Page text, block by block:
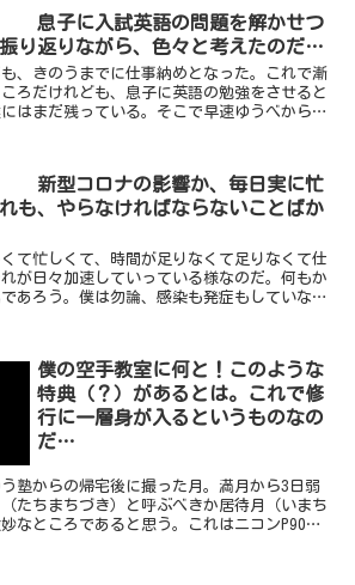
息子に入試英語の問題を解かせつ
り返りながら、色々と考えたのだ…
、きのうまでに仕事納めとなった。これで漸
ろだけれども、息子に英語の勉強をさせると
はまだ残っている。そこで早速ゆうべから、
新型コロナの影響か、毎日実に忙
も、やらなければならないことばか
て忙しくて、時間が足りなくて足りなくて仕
が日々加速していっている様なのだ。何もか
あろう。僕は勿論、感染も発症もしていない
僕の空手教室に何と！このような
特典（？）があるとは。これで修
行に一層身が入るというものなの
だ…
塾からの帰宅後に撮った月。満月から3日弱
たちまちづき）と呼ぶべきか居待月（いまち
なところであると思う。これはニコンP900